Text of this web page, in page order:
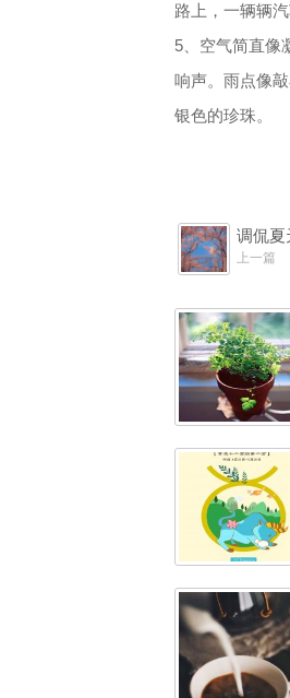
路上，一辆辆
5、空气简直像
响声。雨点像
银色的珍珠。
调侃夏
上一篇